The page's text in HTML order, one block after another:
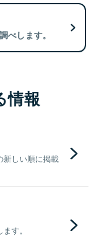
べします。
情報
新しい順に掲載
す。